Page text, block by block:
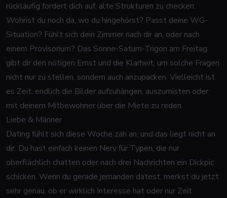
rückläufig fordert dich auf, alte Strukturen zu checken:
Wohnst du noch da, wo du hingehörst? Passt deine WG-
Situation? Fühlt sich dein Zimmer nach dir an, oder nach
einem Provisorium? Das Sonne-Saturn-Trigon am Freitag
gibt dir den nötigen Ernst und die Klarheit, um solche Fragen
nicht nur zu stellen, sondern auch anzupacken. Vielleicht ist
es Zeit, endlich die Bilder aufzuhängen, auszumisten oder
mit deinem Mitbewohner über die Miete zu reden.
Liebe & Männer
Dating fühlt sich diese Woche zäh an, und das liegt nicht an
dir. Du hast einfach keinen Nerv für Typen, die nur
oberflächlich chatten oder nach drei Nachrichten ein Dickpic
schicken. Wenn du gerade jemanden datest, merkst du jetzt
sehr genau, ob er wirklich Interesse hat oder nur Zeit